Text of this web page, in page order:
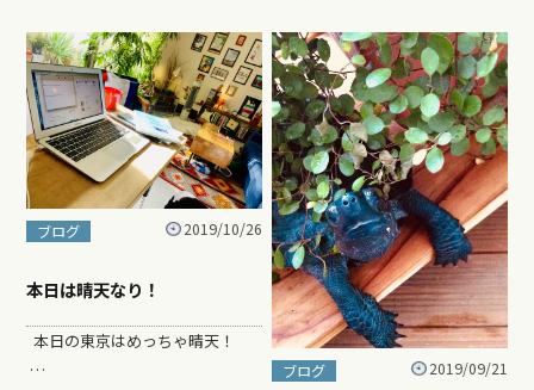
ブログ 2019/10/26
本日は晴天なり！
本日の東京はめっちゃ晴天！
…
ブログ 2019/09/21